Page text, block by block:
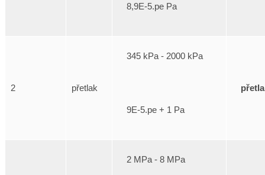
8,9E-5.pe Pa
2 přetlak
345 kPa - 2000 kPa
9E-5.pe + 1 Pa
2 MPa - 8 MPa